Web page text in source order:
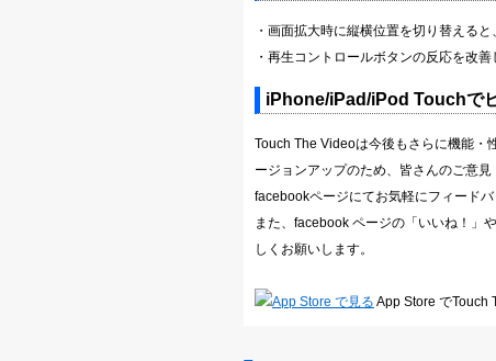
・画面拡大時に縦横位置を切り替える
・再生コントロールボタンの反応を改善
iPhone/iPad/iPod Touchで
Touch The Videoは今後もさらに機能・
ージョンアップのため、皆さんのご意
facebookページにてお気軽にフィード
また、facebook ページの「いいね！」
しくお願いします。
App Store でTouch